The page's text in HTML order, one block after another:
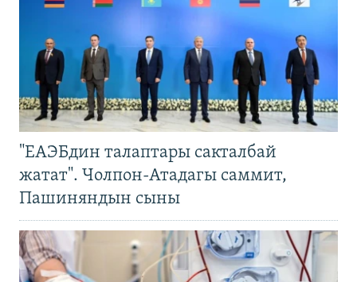
"ЕАЭБдин талаптары сакталбай
жатат". Чолпон-Атадагы саммит,
Пашиняндын сыны